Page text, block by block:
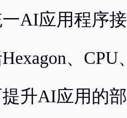
AI应用程序
、
升AI应用的